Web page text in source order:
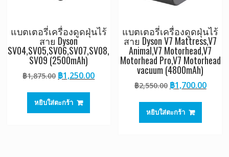
แบตเตอรี่เครื่องดูดฝุ่นไร้
สาย Dyson
SV04,SV05,SV06,SV07,SV08,
SV09 (2500mAh)
฿1,875.00 Original
was:
฿1,875.00.
฿1,250.00Current
หยิบใส่ตะกร้า
แบตเตอรี่เครื่องดูดฝุ่นไร้
สาย Dyson V7 Mattress,V7
Animal,V7 Motorhead,V7
Motorhead Pro,V7 Motorhead
vacuum (4800mAh)
฿2,550.00 Original
was:
฿2,550.00.
฿1,700.00
หยิบใส่ตะกร้า